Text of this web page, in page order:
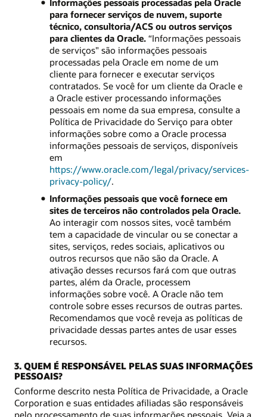
para fornecer serviços de nuvem, suporte
técnico, consultoria/ACS ou outros serviços
para clientes da Oracle.“Informações pessoais
de serviços" são informações pessoais
processadas pela Oracle em nome de um
cliente para fornecer e executar serviços
contratados. Se você for um cliente da Oracle e
a Oracle estiver processando informações
pessoais em nome da sua empresa, consulte a
Política de Privacidade do Serviço para obter
informações sobre como a Oracle processa
informações pessoais de serviços, disponíveis
em
https://www.oracle.com/legal/privacy/services-
privacy-policy/.
Informações pessoais que você fornece em
sites de terceiros não controlados pela Oracle.
Ao interagir com nossos sites, você também
tem a capacidade de vincular ou se conectar a
sites, serviços, redes sociais, aplicativos ou
outros recursos que não são da Oracle. A
ativação desses recursos fará com que outras
partes, além da Oracle, processem
informações sobre você. A Oracle não tem
controle sobre esses recursos de outras partes.
Recomendamos que você reveja as políticas de
privacidade dessas partes antes de usar esses
recursos.
3. QUEM É RESPONSÁVEL PELAS SUAS INFORMAÇÕES
PESSOAIS?
Conforme descrito nesta Política de Privacidade, a Oracle
Corporation e suas entidades afiliadas são responsáveis